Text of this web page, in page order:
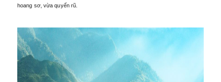
hoang sơ, vừa quyến rũ.